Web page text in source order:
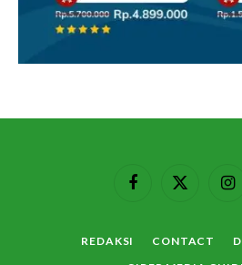
FacebookX
REDAKSI CONTACT